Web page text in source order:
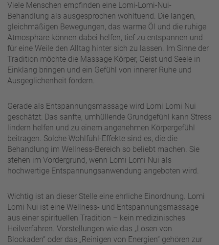
Viele Menschen empfinden eine Lomi-Lomi-Nui-
Behandlung als ausgesprochen wohltuend. Die langen,
gleichmäßigen Bewegungen, das warme Öl und die ruhige
Atmosphäre können dabei helfen, tief zu entspannen und
für eine Weile den Alltag hinter sich zu lassen. Im Sinne der
Tradition möchte die Massage Körper, Geist und Seele in
Einklang bringen und ein Gefühl von innerer Ruhe und
Ausgeglichenheit fördern.
Gerade als Entspannungsmassage wird Lomi Lomi Nui
geschätzt: Das sanfte, umhüllende Grundgefühl kann Stress
lindern helfen und zu einem angenehmen Körpergefühl
beitragen. Solche Wohlfühl-Effekte sind es, die die
Behandlung im Wellness-Bereich so beliebt machen. Sie
stehen im Vordergrund, wenn Lomi Lomi Nui als
hochwertige Entspannungsanwendung angeboten wird.
Wichtig ist an dieser Stelle eine ehrliche Einordnung. Lomi
Lomi Nui ist eine Wellness- und Entspannungsmassage
aus einer spirituellen Tradition – kein medizinisches
Heilverfahren. Vorstellungen wie das „Lösen von
Blockaden“ oder das „Reinigen von Energien“ gehören zur